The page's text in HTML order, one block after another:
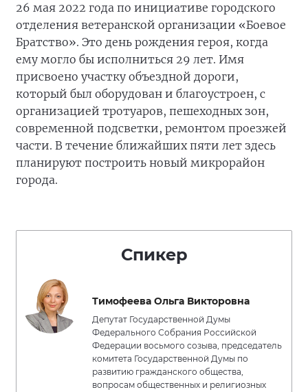
26 мая 2022 года по инициативе городского
отделения ветеранской организации «Боевое
Братство». Это день рождения героя, когда
ему могло бы исполниться 29 лет. Имя
присвоено участку объездной дороги,
который был оборудован и благоустроен, с
организацией тротуаров, пешеходных зон,
современной подсветки, ремонтом проезжей
части. В течение ближайших пяти лет здесь
планируют построить новый микрорайон
города.
Спикер
Тимофеева Ольга Викторовна
Депутат Государственной Думы
Федерального Собрания Российской
Федерации восьмого созыва, председатель
комитета Государственной Думы по
развитию гражданского общества,
вопросам общественных и религиозных